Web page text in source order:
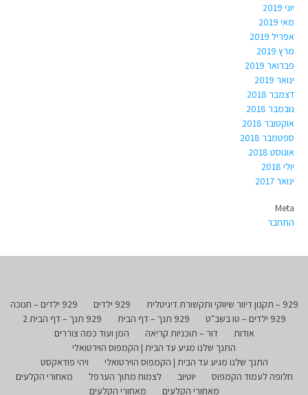
יוני 2019
מאי 2019
אפריל 2019
מרץ 2019
פברואר 2019
ינואר 2019
דצמבר 2018
נובמבר 2018
אוקטובר 2018
ספטמבר 2018
אוגוסט 2018
יולי 2018
ינואר 2017
Meta
התחבר
929 – תקנון דיוור שיווקי ותקשורת דיגיטלית 929 ילדים
929 ילדים – חנוכה
929 ילדים – טו בשב"ט
929 תנך – דף הבית
929 תנך – דף הבית 2
אודות
דור – תוכניות קריאה
המן ועוד כמה צוררים
התנך שלנו מגיע עד הבית | הקמפוס הוירטואלי
התנך שלנו מגיע עד הבית | הקמפוס הוירטואלי
ויהי פודאקסט
חלופה לעמוד הקמפוס
יוטיוב לצמוח מתוך הערפל
מאחורי הקלעים
מאחורי הקלעים
מאחורי הקלעים